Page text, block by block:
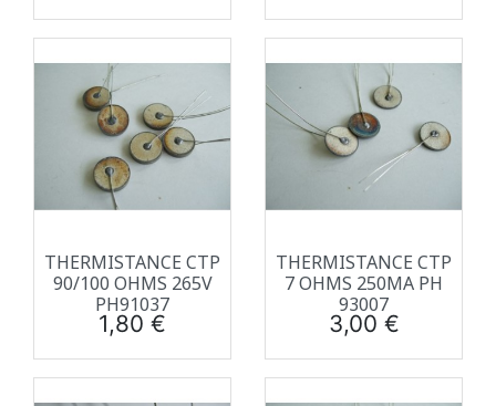
THERMISTANCE CTP
90/100 OHMS 265V
PH91037
Prix
1,80 €
THERMISTANCE CTP
7 OHMS 250MA PH
93007
Prix
3,00 €